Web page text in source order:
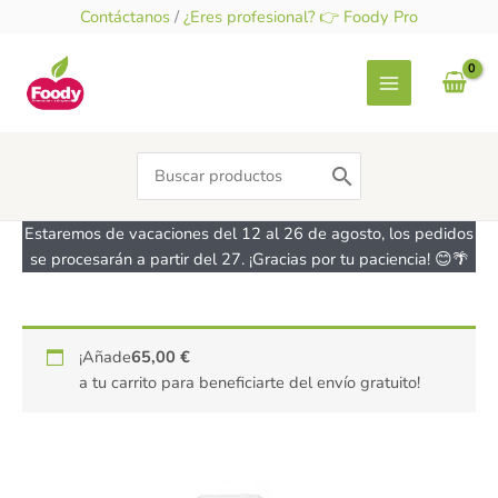
contenido
Contáctanos / ¿Eres profesional? 👉 Foody Pro
Search
for:
Estaremos de vacaciones del 12 al 26 de agosto, los pedidos
se procesarán a partir del 27. ¡Gracias por tu paciencia! 😊🌴
¡Añade65,00€
a tu carrito para beneficiarte del envío gratuito!
Eritritol